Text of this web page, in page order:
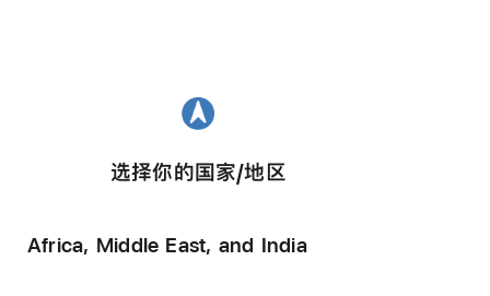
选择你的国家/地区
Africa, Middle East, and India